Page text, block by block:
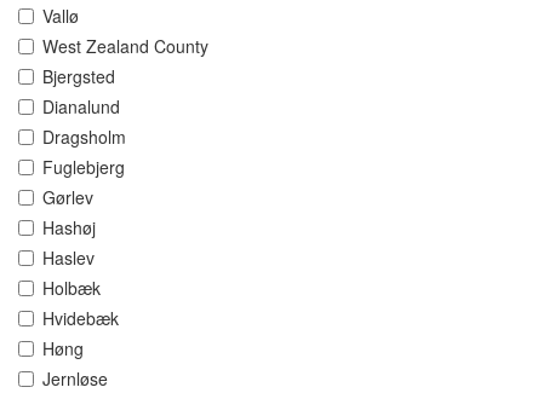
Vallø
West Zealand County
Bjergsted
Dianalund
Dragsholm
Fuglebjerg
Gørlev
Hashøj
Haslev
Holbæk
Hvidebæk
Høng
Jernløse